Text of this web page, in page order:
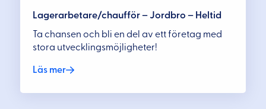
Lagerarbetare/chaufför – Jordbro – Heltid
Ta chansen och bli en del av ett företag med
stora utvecklingsmöjligheter!
Läs mer